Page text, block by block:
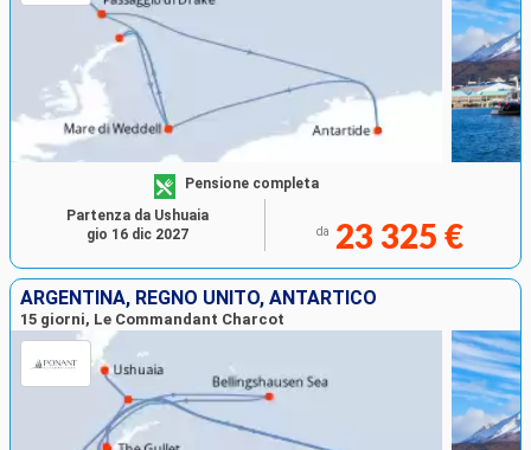
Pensione completa
da 23 325 €
Partenza da Ushuaia
gio 16 dic 2027
ARGENTINA, REGNO UNITO, ANTARTICO
15 giorni, Le Commandant Charcot